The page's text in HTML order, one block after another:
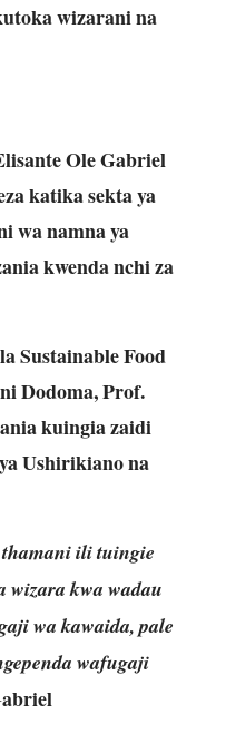
wizarani na
Ole Gabriel
katika sekta ya
wa namna ya
kwenda nchi za
Sustainable Food
Dodoma, Prof.
kuingia zaidi
Ushirikiano na
thamani ili tuingie
kwa wadau
wa kawaida, pale
wafugaji